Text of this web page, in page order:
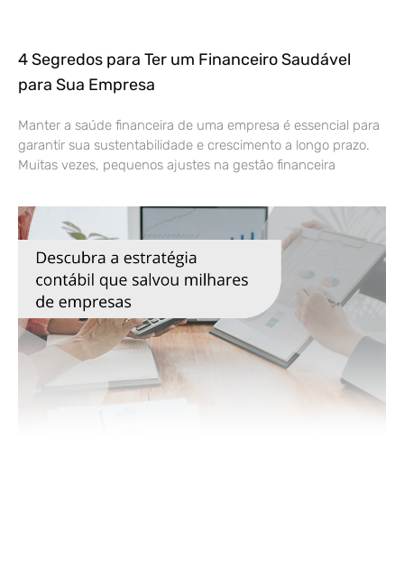
4 Segredos para Ter um Financeiro Saudável
para Sua Empresa
Manter a saúde financeira de uma empresa é essencial para
garantir sua sustentabilidade e crescimento a longo prazo.
Muitas vezes, pequenos ajustes na gestão financeira